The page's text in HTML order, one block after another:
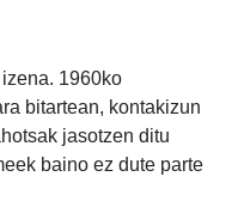
1960ko
bitartean, kontakizun
jasotzen ditu
baino ez dute parte